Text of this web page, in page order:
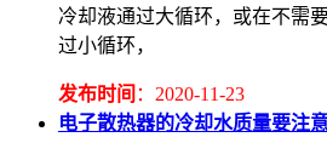
冷却液通过大循环，或在不需
过小循环，
发布时间 ：2020-11-23
电子散热器的冷却水质量要注